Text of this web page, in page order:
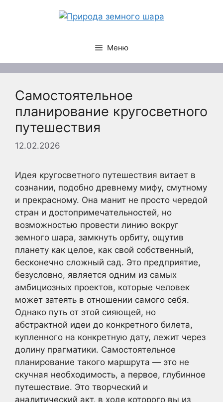
Меню
Самостоятельное
планирование кругосветного
путешествия
12.02.2026
Идея кругосветного путешествия витает в
сознании, подобно древнему мифу, смутному
и прекрасному. Она манит не просто чередой
стран и достопримечательностей, но
возможностью провести линию вокруг
земного шара, замкнуть орбиту, ощутив
планету как целое, как свой собственный,
бесконечно сложный сад. Это предприятие,
безусловно, является одним из самых
амбициозных проектов, которые человек
может затеять в отношении самого себя.
Однако путь от этой сияющей, но
абстрактной идеи до конкретного билета,
купленного на конкретную дату, лежит через
долину прагматики. Самостоятельное
планирование такого маршрута — это не
скучная необходимость, а первое, глубинное
путешествие. Это творческий и
аналитический акт, в ходе которого вы из